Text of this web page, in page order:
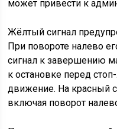
может привести к
Жёлтый сигнал
При повороте налево
сигнал к завершению
к остановке перед
движение. На красный
включая поворот